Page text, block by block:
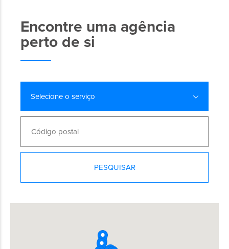
Encontre uma agência
perto de si
Selecione o serviço